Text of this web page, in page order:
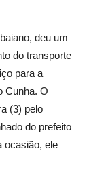
deu um
do transporte
para a
Cunha. O
(3) pelo
do prefeito
ocasião, ele